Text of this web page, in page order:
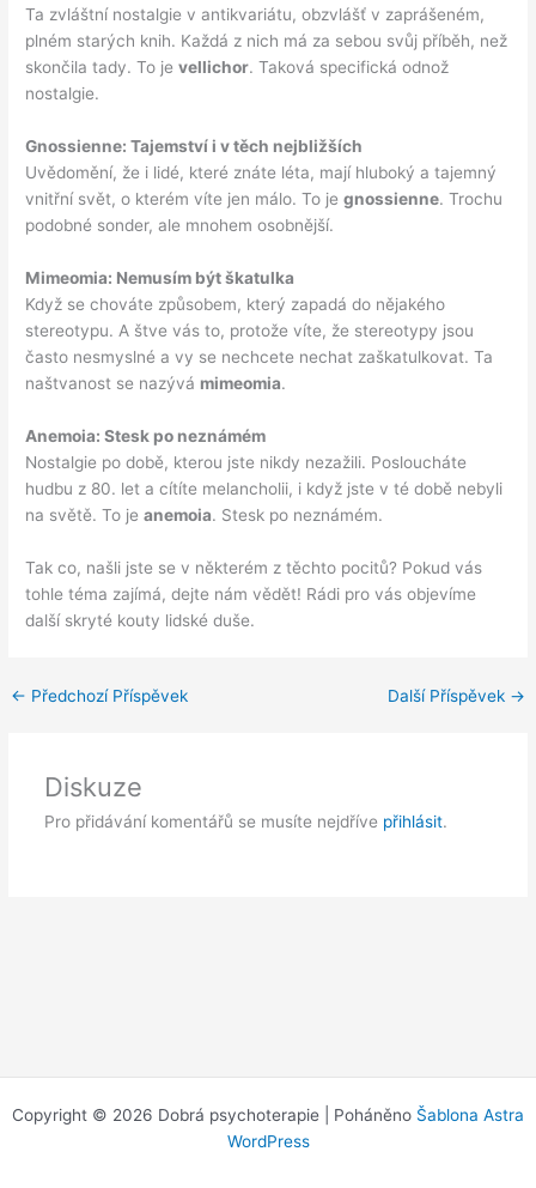
Ta zvláštní nostalgie v antikvariátu, obzvlášť v zaprášeném,
plném starých knih. Každá z nich má za sebou svůj příběh, než
skončila tady. To jevellichor. Taková specifická odnož
nostalgie.
Gnossienne: Tajemství i v těch nejbližších
Uvědomění, že i lidé, které znáte léta, mají hluboký a tajemný
vnitřní svět, o kterém víte jen málo. To jegnossienne. Trochu
podobné sonder, ale mnohem osobnější.
Mimeomia: Nemusím být škatulka
Když se chováte způsobem, který zapadá do nějakého
stereotypu. A štve vás to, protože víte, že stereotypy jsou
často nesmyslné a vy se nechcete nechat zaškatulkovat. Ta
naštvanost se nazývá mimeomia.
Anemoia: Stesk po neznámém
Nostalgie po době, kterou jste nikdy nezažili. Posloucháte
hudbu z 80. let a cítíte melancholii, i když jste v té době nebyli
na světě. To jeanemoia. Stesk po neznámém.
Tak co, našli jste se v některém z těchto pocitů? Pokud vás
tohle téma zajímá, dejte nám vědět! Rádi pro vás objevíme
další skryté kouty lidské duše.
← Předchozí Příspěvek Další Příspěvek →
Diskuze
Pro přidávání komentářů se musíte nejdříve přihlásit.
Copyright © 2026 Dobrá psychoterapie | Poháněno Šablona Astra
WordPress